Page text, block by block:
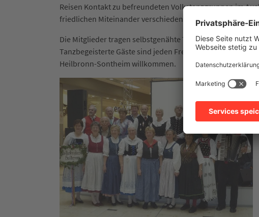
Reisen Kontakt zu befreundeten Volkstanzgruppen im
friedlichen Miteinander verschiedener Kulturen bei.
Die Mitglieder tragen selbstgenähte Trachten, zu denen
Tanzbegeisterte Gäste sind jeden Freitag von 20 bis 22
Heilbronn-Sontheim willkommen.